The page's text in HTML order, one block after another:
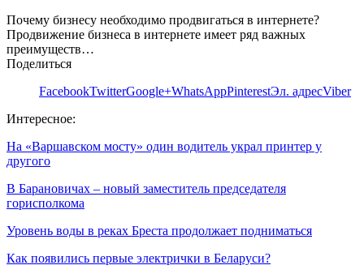
Почему бизнесу необходимо продвигаться в интернете?
Продвижение бизнеса в интернете имеет ряд важных
преимуществ…
Поделиться
FacebookTwitterGoogle+WhatsAppPinterestЭл. адресViber
Интересное:
На «Варшавском мосту» один водитель украл принтер у
другого
В Барановичах – новый заместитель председателя
горисполкома
Уровень воды в реках Бреста продолжает подниматься
Как появились первые электрички в Беларуси?